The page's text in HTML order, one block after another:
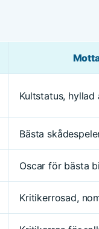
Kultstatus,
Bästa
Oscar för bästa
Kritikerrosad,